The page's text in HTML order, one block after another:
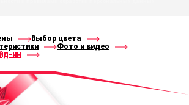
Выбор цвета
Фото и видео
ин